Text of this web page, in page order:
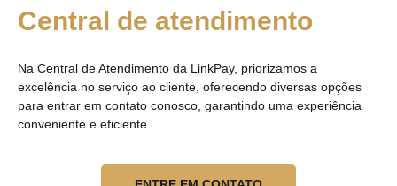
Central de atendimento
Na Central de Atendimento da LinkPay, priorizamos a
excelência no serviço ao cliente, oferecendo diversas opções
para entrar em contato conosco, garantindo uma experiência
conveniente e eficiente.